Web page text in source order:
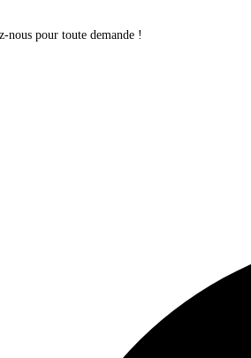
nous pour toute demande !